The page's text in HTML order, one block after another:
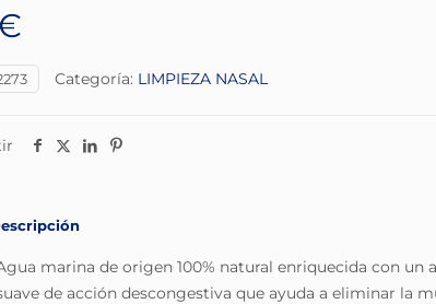
Categoría: LIMPIEZA NASAL
marina de origen 100% natural enriquecida con un
de acción descongestiva que ayuda a eliminar la